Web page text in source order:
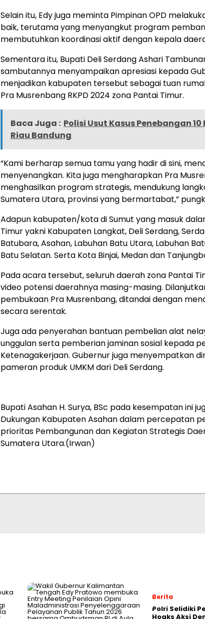
Selain itu, Edy juga meminta Pimpinan OPD
baik, terutama yang menyangkut program
membutuhkan koordinasi aktif dengan kepala
Sementara itu, Bupati Deli Serdang Ashari
sambutannya menyampaikan apresiasi kepada
menjadikan kabupaten tersebut sebagai tuan
Pra Musrenbang RKPD 2024 zona Pantai Timur.
Baca Juga : Polisi Usut Kasus Penebangan
Riau Bandung
“Kami berharap semua tamu yang hadir di sini,
menyenangkan. Kita juga mengharapkan Pra
menghasilkan program strategis, mendukung
Sumatera Utara, provinsi yang bermartabat,”
Adapun kabupaten/kota di Sumut yang masuk
Timur yakni Kabupaten Langkat, Deli Serdang,
Batubara, Asahan, Labuhan Batu Utara, Labuhan
Batu Selatan. Serta Kota Binjai, Medan dan
Pada acara tersebut, seluruh daerah zona Pantai
video potensi daerahnya masing-masing.
pembukaan Pra Musrenbang, ditandai dengan
secara serentak.
Juga ada penyerahan bantuan pembelian alat
unggulan serta pemberian jaminan sosial kepada
Ketenagakerjaan. Gubernur juga menyempatkan
pameran produk UMKM dari Deli Serdang.
Bupati Asahan H. Surya, BSc pada kesempatan ini
Dukungan Kabupaten Asahan dalam percepatan
prioritas Pembangunan dan Kegiatan Strategis
Sumatera Utara.(Irwan)
Berita
Polri Selidiki
Hoaks Aksi